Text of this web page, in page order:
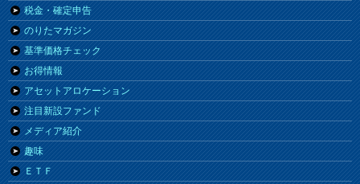
税金・確定申告
のりたマガジン
基準価格チェック
お得情報
アセットアロケーション
注目新設ファンド
メディア紹介
趣味
ＥＴＦ